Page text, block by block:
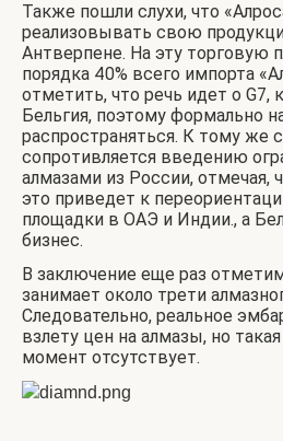
Также пошли слухи, что
реализовывать свою
Антверпене. На эту торговую
порядка 40% всего импорта
отметить, что речь идет о G7,
Бельгия, поэтому формально
распространяться. К тому же
сопротивляется введению
алмазами из России, отмечая,
это приведет к
площадки в ОАЭ и Индии., а
бизнес.
В заключение еще раз
занимает около трети
Следовательно, реальное
взлету цен на алмазы, но
момент отсутствует.